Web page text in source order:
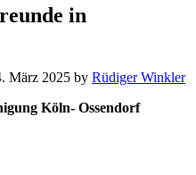
in
März 2025 by Rüdiger Winkler
Köln- Ossendorf